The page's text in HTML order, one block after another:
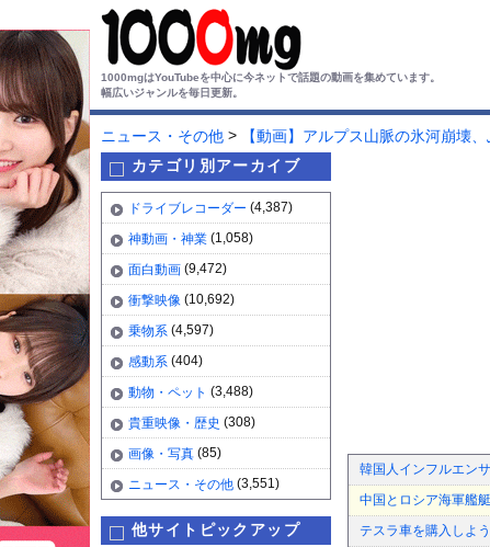
1000mgはYouTubeを中心に今ネットで話題の動画を集めています。
幅広いジャンルを毎日更新。
ニュース・その他 >
【動画】アルプス山脈の氷河崩壊
カテゴリ別アーカイブ
ドライブレコーダー (4,387)
神動画・神業 (1,058)
面白動画 (9,472)
衝撃映像 (10,692)
乗物系 (4,597)
感動系 (404)
動物・ペット (3,488)
貴重映像・歴史 (308)
画像・写真 (85)
ニュース・その他 (3,551)
他サイトピックアップ
韓国人インフルエン
中国とロシア海軍艦
テスラ車を購入しよ